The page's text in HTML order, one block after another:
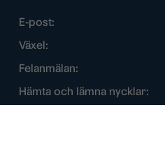
E-post:
Växel:
Felanmälan:
Hämta och lämna nycklar: